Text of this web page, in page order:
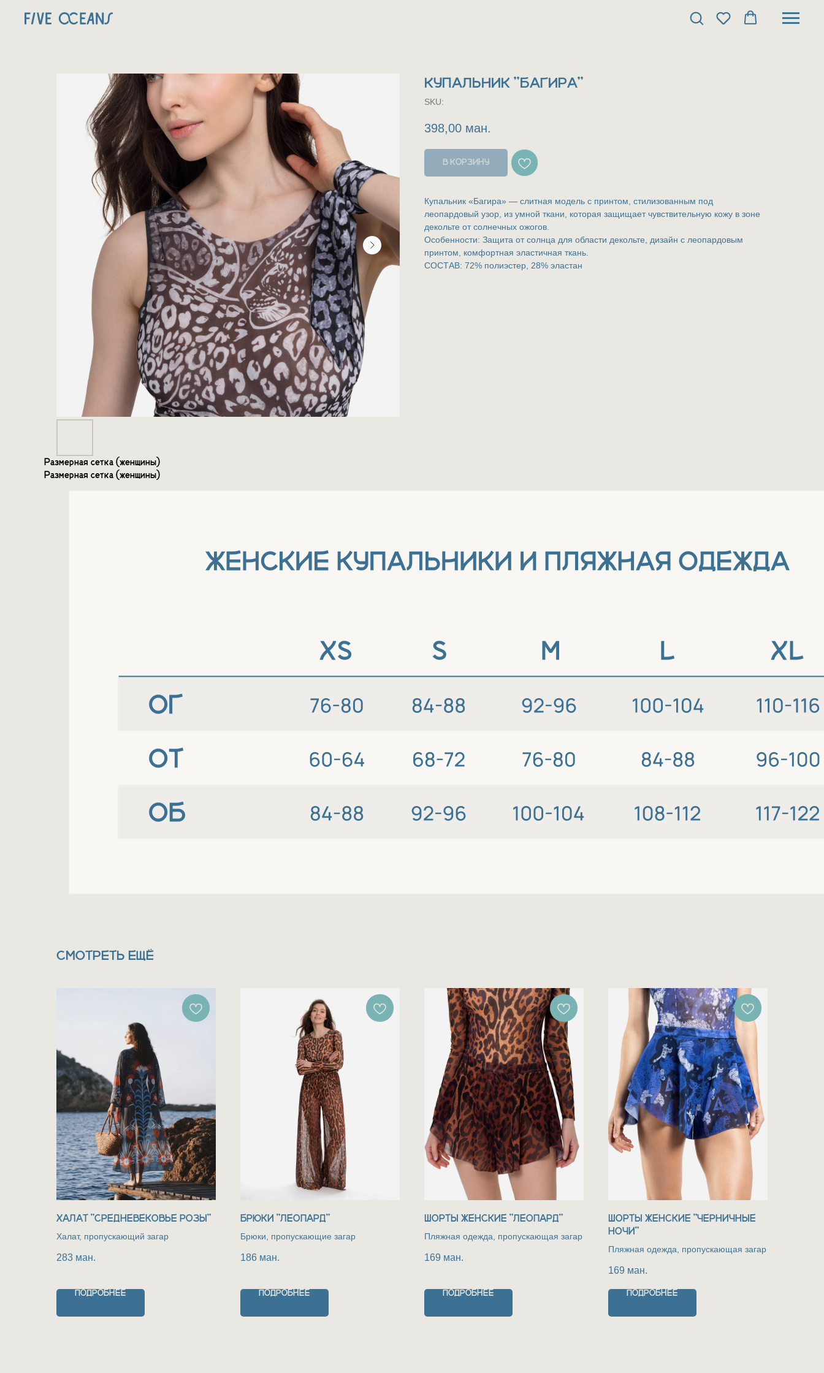
КУПАЛЬНИК "БАГИРА"
SKU:
398,00 ман.
В КОРЗИНУ
Купальник «Багира» — слитная модель с принтом, стилизованным под
леопардовый узор, из умной ткани, которая защищает чувствительную кожу в зоне
декольте от солнечных ожогов.
Особенности: Защита от солнца для области декольте, дизайн с леопардовым
принтом, комфортная эластичная ткань.
СОСТАВ: 72% полиэстер, 28% эластан
Размерная сетка (женщины)
Размерная сетка (женщины)
СМОТРЕТЬ ЕЩЁ
ХАЛАТ "СРЕДНЕВЕКОВЬЕ РОЗЫ"
Халат, пропускающий загар
283 ман.
ПОДРОБНЕЕ
БРЮКИ "ЛЕОПАРД"
Брюки, пропускающие загар
186 ман.
ПОДРОБНЕЕ
ШОРТЫ ЖЕНСКИЕ "ЛЕОПАРД"
Пляжная одежда, пропускающая загар
169 ман.
ПОДРОБНЕЕ
ШОРТЫ ЖЕНСКИЕ "ЧЕРНИЧНЫЕ
НОЧИ"
Пляжная одежда, пропускающая загар
169 ман.
ПОДРОБНЕЕ